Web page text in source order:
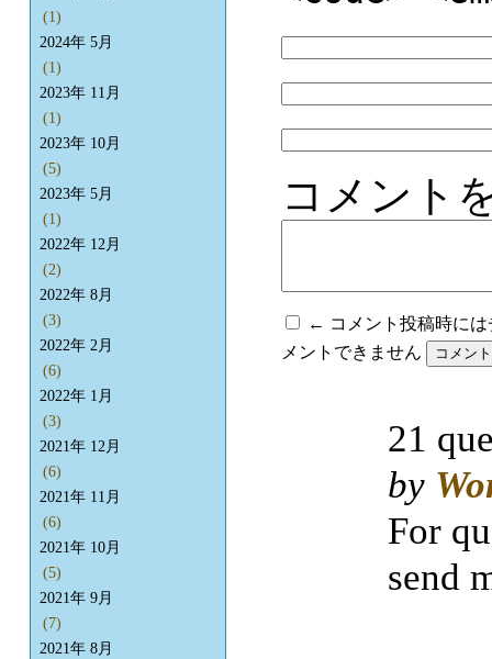
コメント
← コメント投稿時に
メントできません
(1)
2024年 5月
(1)
2023年 11月
(1)
2023年 10月
(5)
2023年 5月
(1)
2022年 12月
(2)
2022年 8月
(3)
2022年 2月
(6)
2022年 1月
(3)
2021年 12月
(6)
2021年 11月
(6)
2021年 10月
(5)
2021年 9月
(7)
2021年 8月
21
by
For
send